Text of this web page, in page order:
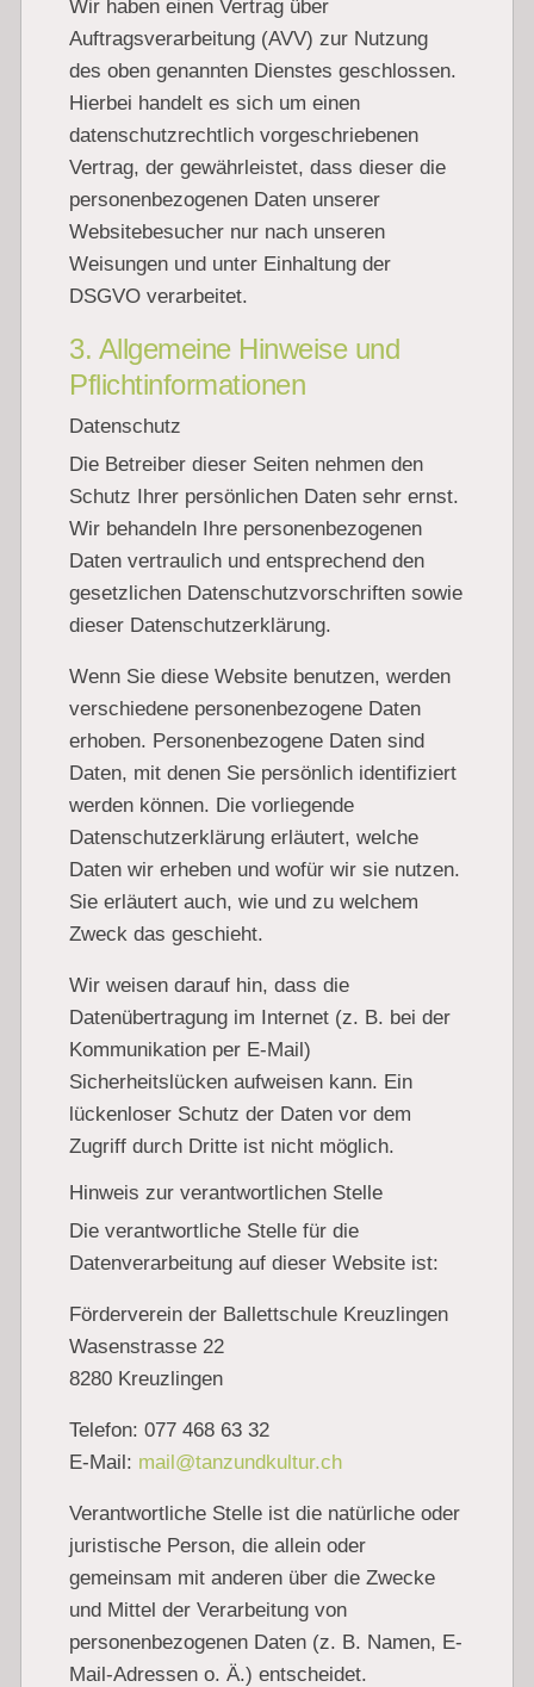
Wir haben einen Vertrag über
Auftragsverarbeitung (AVV) zur Nutzung
des oben genannten Dienstes geschlossen.
Hierbei handelt es sich um einen
datenschutzrechtlich vorgeschriebenen
Vertrag, der gewährleistet, dass dieser die
personenbezogenen Daten unserer
Websitebesucher nur nach unseren
Weisungen und unter Einhaltung der
DSGVO verarbeitet.
3. Allgemeine Hinweise und
Pflicht­informationen
Datenschutz
Die Betreiber dieser Seiten nehmen den
Schutz Ihrer persönlichen Daten sehr ernst.
Wir behandeln Ihre personenbezogenen
Daten vertraulich und entsprechend den
gesetzlichen Datenschutzvorschriften sowie
dieser Datenschutzerklärung.
Wenn Sie diese Website benutzen, werden
verschiedene personenbezogene Daten
erhoben. Personenbezogene Daten sind
Daten, mit denen Sie persönlich identifiziert
werden können. Die vorliegende
Datenschutzerklärung erläutert, welche
Daten wir erheben und wofür wir sie nutzen.
Sie erläutert auch, wie und zu welchem
Zweck das geschieht.
Wir weisen darauf hin, dass die
Datenübertragung im Internet (z. B. bei der
Kommunikation per E-Mail)
Sicherheitslücken aufweisen kann. Ein
lückenloser Schutz der Daten vor dem
Zugriff durch Dritte ist nicht möglich.
Hinweis zur verantwortlichen Stelle
Die verantwortliche Stelle für die
Datenverarbeitung auf dieser Website ist:
Förderverein der Ballettschule Kreuzlingen
Wasenstrasse 22
8280 Kreuzlingen
Telefon: 077 468 63 32
E-Mail: mail@tanzundkultur.ch
Verantwortliche Stelle ist die natürliche oder
juristische Person, die allein oder
gemeinsam mit anderen über die Zwecke
und Mittel der Verarbeitung von
personenbezogenen Daten (z. B. Namen, E-
Mail-Adressen o. Ä.) entscheidet.